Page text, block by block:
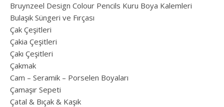
Bruynzeel Design Colour Pencils Kuru Boya Kalemleri
Bulaşık Süngeri ve Fırçası
Çak Çeşitleri
Çakia Çeşitleri
Çakı Çeşitleri
Çakmak
Cam – Seramik – Porselen Boyaları
Çamaşır Sepeti
Çatal & Bıçak & Kaşık